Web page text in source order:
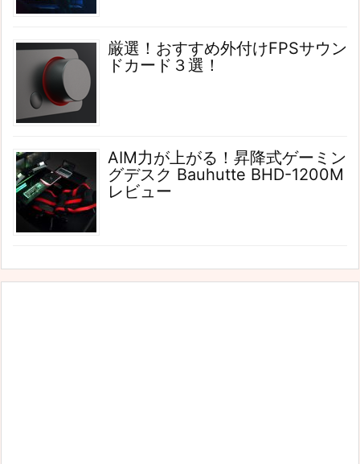
厳選！おすすめ外付けFPSサウン
ドカード３選！
AIM力が上がる！昇降式ゲーミン
グデスク Bauhutte BHD-1200M
レビュー